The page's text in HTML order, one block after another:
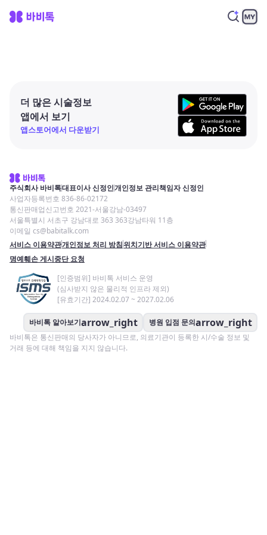
더 많은 시술정보
앱에서 보기
앱스토어에서 다운받기
주식회사 바비톡대표이사 신정인개인정보 관리책임자 신정인
사업자등록번호 836-86-02172
통신판매업신고번호 2021-서울강남-03497
서울특별시 서초구 강남대로 363 363강남타워 11층
이메일 cs@babitalk.com
서비스 이용약관개인정보 처리 방침위치기반 서비스 이용약관
명예훼손 게시중단 요청
[인증범위] 바비톡 서비스 운영
(심사받지 않은 물리적 인프라 제외)
[유효기간] 2024.02.07 ~ 2027.02.06
바비톡 알아보기arrow_right 병원 입점 문의arrow_right
바비톡은 통신판매의 당사자가 아니므로, 의료기관이 등록한 시/수술 정보 및
거래 등에 대해 책임을 지지 않습니다.